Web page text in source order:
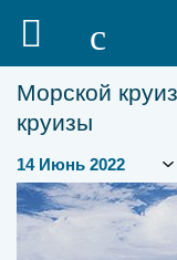
Морской
круизы